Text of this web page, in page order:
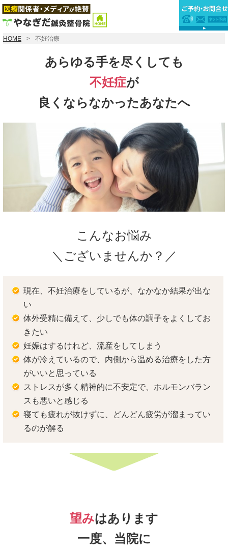
HOME 不妊治療
あらゆる手を尽くしても
不妊症が
良くならなかったあなたへ
こんなお悩み
＼ございませんか？／
現在、不妊治療をしているが、なかなか結果が出な
い
体外受精に備えて、少しでも体の調子をよくしてお
きたい
妊娠はするけれど、流産をしてしまう
体が冷えているので、内側から温める治療をした方
がいいと思っている
ストレスが多く精神的に不安定で、ホルモンバラン
スも悪いと感じる
寝ても疲れが抜けずに、どんどん疲労が溜まってい
るのが解る
望みはあります
一度、当院に